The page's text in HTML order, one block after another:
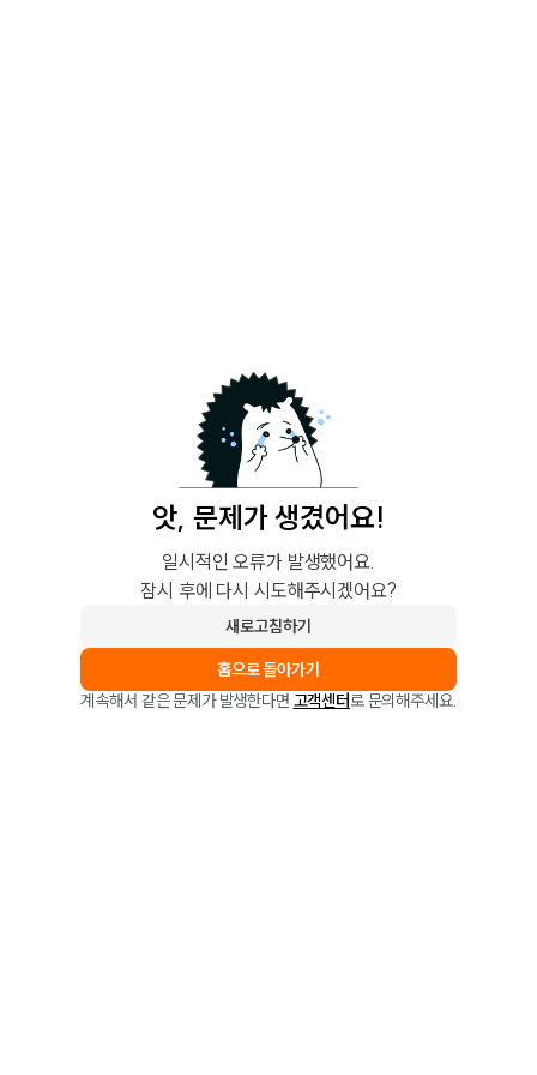
앗, 문제가 생겼어요!
일시적인 오류가 발생했어요.
잠시 후에 다시 시도해주시겠어요?
새로고침하기
홈으로 돌아가기
계속해서 같은 문제가 발생한다면 고객센터로 문의해주세요.